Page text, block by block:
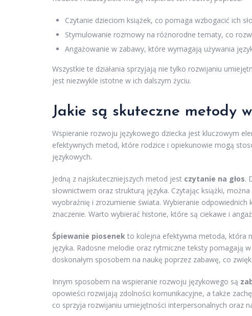
Czytanie dzieciom książek, co pomaga wzbogacić ich
Stymulowanie rozmowy na różnorodne tematy, co
Angażowanie w zabawy, które wymagają używania
Wszystkie te działania sprzyjają nie tylko rozwijaniu
jest niezwykle istotne w ich dalszym życiu.
Jakie są skuteczne metody
Wspieranie rozwoju językowego dziecka jest kluczowym
efektywnych metod, które rodzice i opiekunowie mogą
językowych.
Jedną z najskuteczniejszych metod jest czytanie na głos.
słownictwem oraz strukturą języka. Czytając książki,
wyobraźnię i zrozumienie świata. Wybieranie
znaczenie. Warto wybierać historie, które są ciekawe i
Śpiewanie piosenek to kolejna efektywna metoda, która
języka. Radosne melodie oraz rytmiczne teksty pomagają
doskonałym sposobem na naukę poprzez zabawę, co
Innym sposobem na wspieranie rozwoju językowego są
opowieści rozwijają zdolności komunikacyjne, a także
co sprzyja rozwijaniu umiejętności interpersonalnych oraz